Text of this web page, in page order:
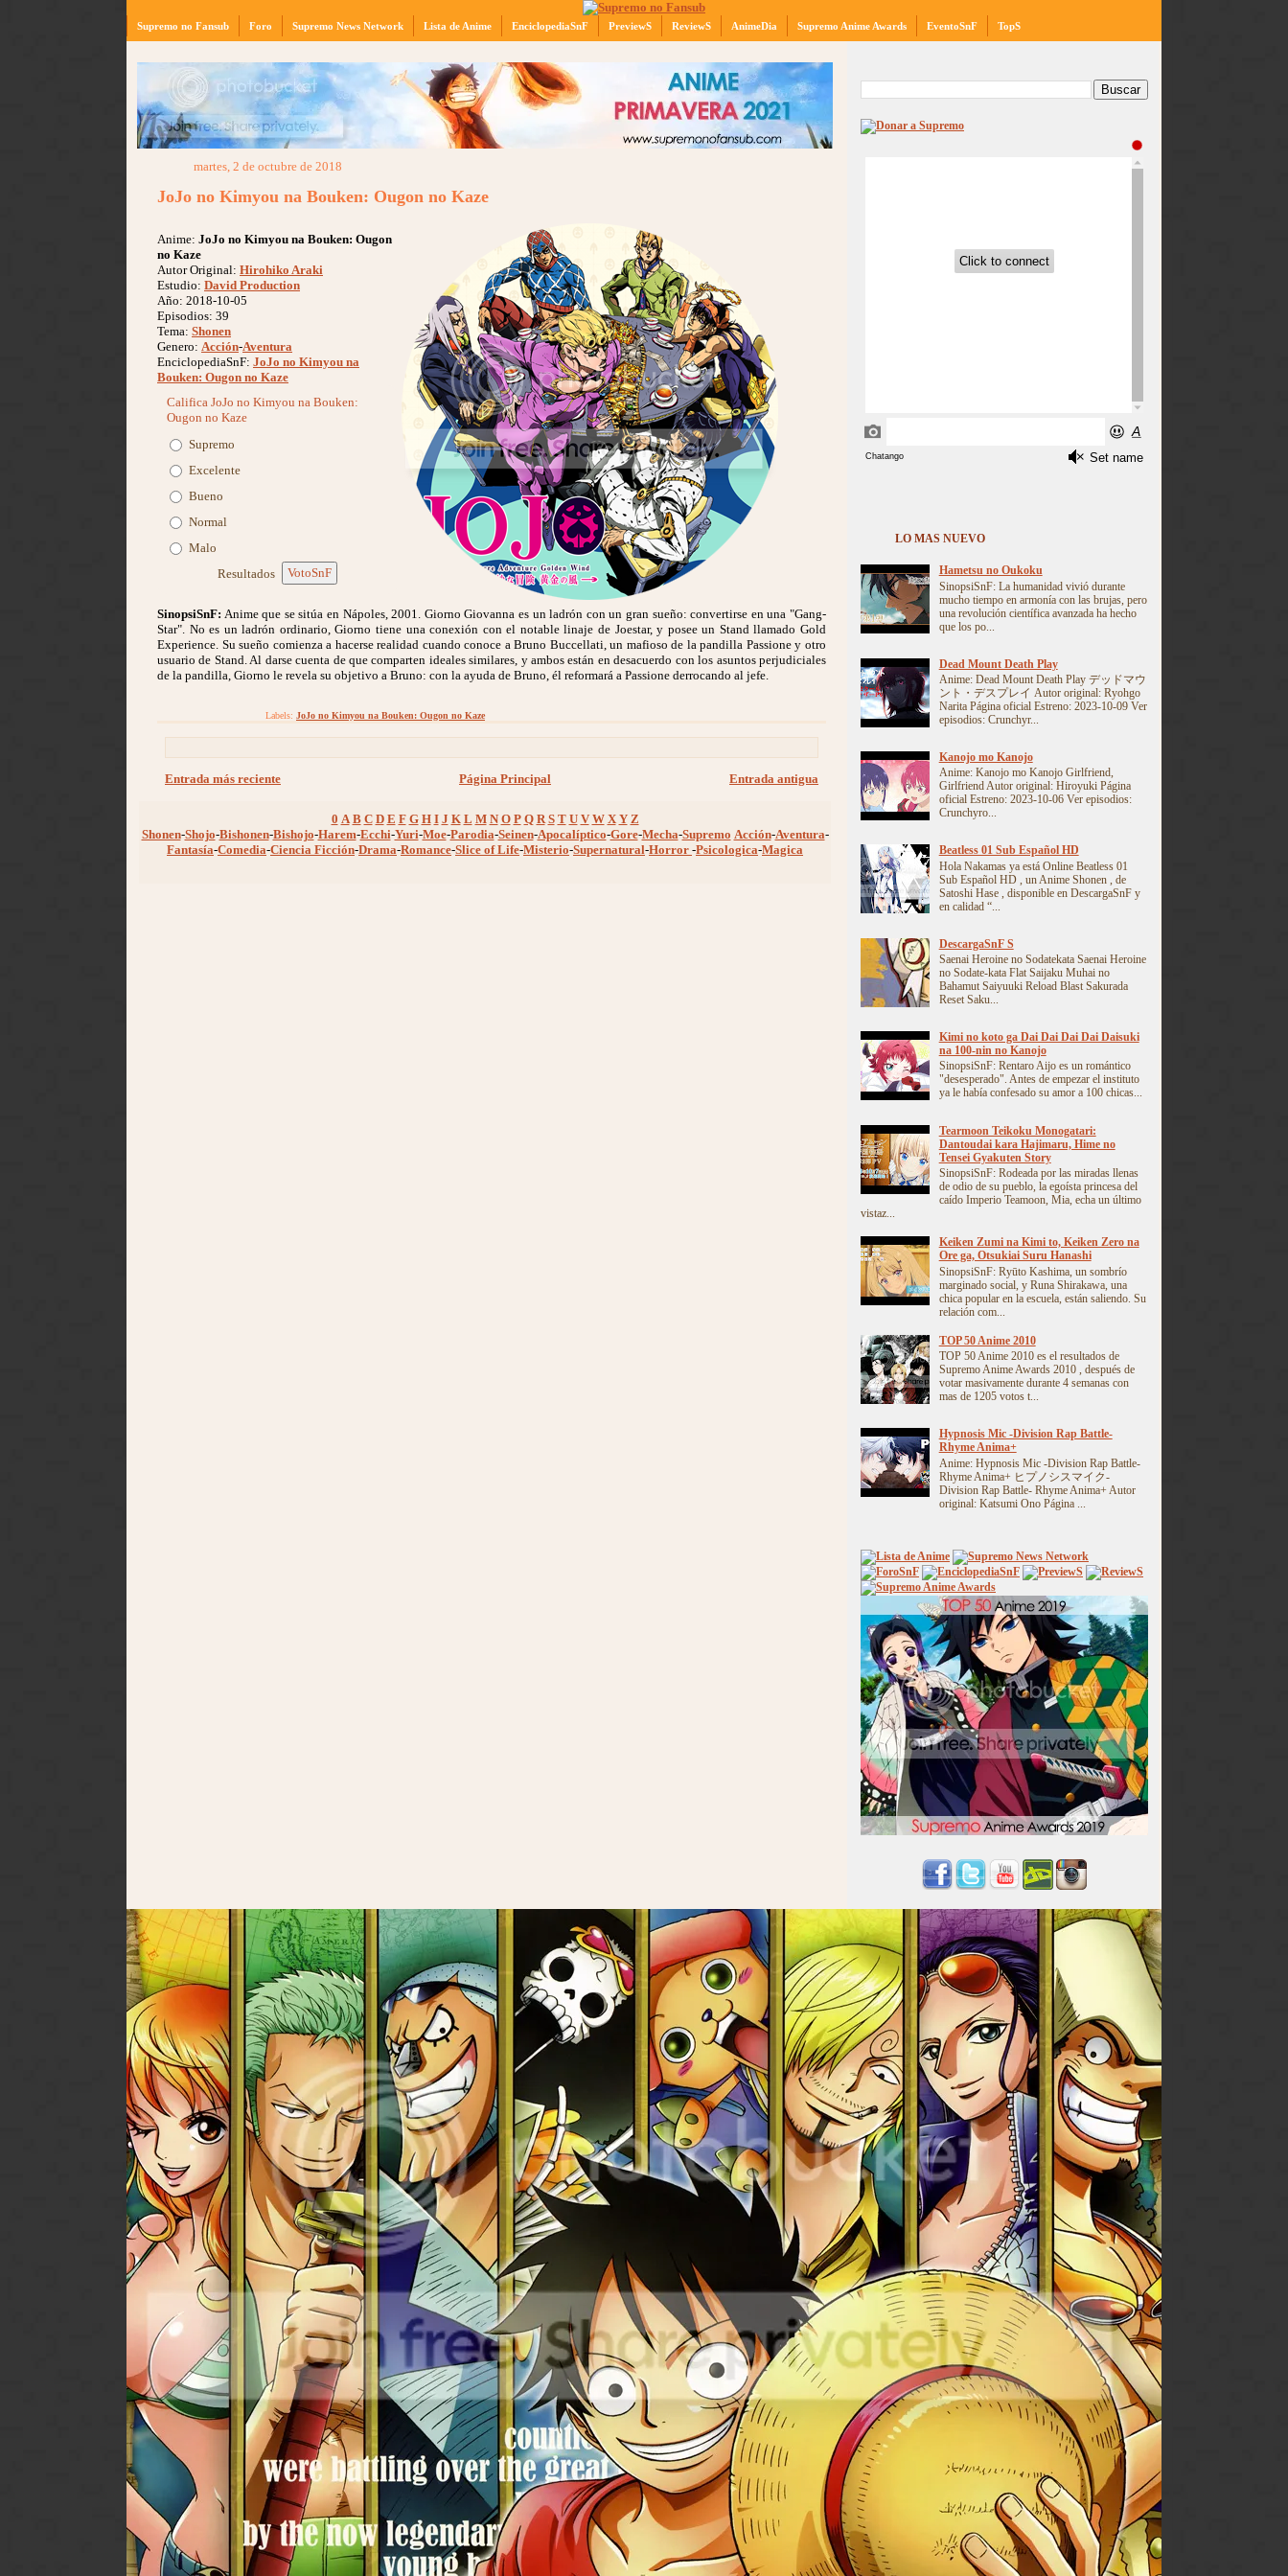
Supremo no Fansub Foro Supremo News Network Lista de Anime EnciclopediaSnF PreviewS ReviewS AnimeDia Supremo Anime Awards EventoSnF TopS
martes, 2 de octubre de 2018
JoJo no Kimyou na Bouken: Ougon no Kaze
Anime: JoJo no Kimyou na Bouken: Ougon
no Kaze
Autor Original: Hirohiko Araki
Estudio: David Production
Año: 2018-10-05
Episodios: 39
Tema: Shonen
Genero: Acción-Aventura
EnciclopediaSnF: JoJo no Kimyou na
Bouken: Ougon no Kaze
Califica JoJo no Kimyou na Bouken:
Ougon no Kaze
Supremo
Excelente
Bueno
Normal
Malo
Resultados
VotoSnF
SinopsiSnF: Anime que se sitúa en Nápoles, 2001. Giorno Giovanna es un ladrón con un gran sueño: convertirse en una "Gang-
Star". No es un ladrón ordinario, Giorno tiene una conexión con el notable linaje de Joestar, y posee un Stand llamado Gold
Experience. Su sueño comienza a hacerse realidad cuando conoce a Bruno Buccellati, un mafioso de la pandilla Passione y otro
usuario de Stand. Al darse cuenta de que comparten ideales similares, y ambos están en desacuerdo con los asuntos perjudiciales
de la pandilla, Giorno le revela su objetivo a Bruno: con la ayuda de Bruno, él reformará a Passione derrocando al jefe.
Labels: JoJo no Kimyou na Bouken: Ougon no Kaze
Entrada más reciente Entrada antigua
Página Principal
0 A B C D E F G H I J K L M N O P Q R S T U V W X Y Z
Shonen-Shojo-Bishonen-Bishojo-Harem-Ecchi-Yuri-Moe-Parodia-Seinen-Apocalíptico-Gore-Mecha-Supremo Acción-Aventura-
Fantasía-Comedia-Ciencia Ficción-Drama-Romance-Slice of Life-Misterio-Supernatural-Horror -Psicologica-Magica
LO MAS NUEVO
Hametsu no Oukoku
SinopsiSnF: La humanidad vivió durante
mucho tiempo en armonía con las brujas, pero
una revolución científica avanzada ha hecho
que los po...
Dead Mount Death Play
Anime: Dead Mount Death Play デッドマウ
ント・デスプレイ Autor original: Ryohgo
Narita Página oficial Estreno: 2023-10-09 Ver
episodios: Crunchyr...
Kanojo mo Kanojo
Anime: Kanojo mo Kanojo Girlfriend,
Girlfriend Autor original: Hiroyuki Página
oficial Estreno: 2023-10-06 Ver episodios:
Crunchyro...
Beatless 01 Sub Español HD
Hola Nakamas ya está Online Beatless 01
Sub Español HD , un Anime Shonen , de
Satoshi Hase , disponible en DescargaSnF y
en calidad “...
DescargaSnF S
Saenai Heroine no Sodatekata Saenai Heroine
no Sodate-kata Flat Saijaku Muhai no
Bahamut Saiyuuki Reload Blast Sakurada
Reset Saku...
Kimi no koto ga Dai Dai Dai Dai Daisuki
na 100-nin no Kanojo
SinopsiSnF: Rentaro Aijo es un romántico
"desesperado". Antes de empezar el instituto
ya le había confesado su amor a 100 chicas...
Tearmoon Teikoku Monogatari:
Dantoudai kara Hajimaru, Hime no
Tensei Gyakuten Story
SinopsiSnF: Rodeada por las miradas llenas
de odio de su pueblo, la egoísta princesa del
caído Imperio Teamoon, Mia, echa un último
vistaz...
Keiken Zumi na Kimi to, Keiken Zero na
Ore ga, Otsukiai Suru Hanashi
SinopsiSnF: Ryūto Kashima, un sombrío
marginado social, y Runa Shirakawa, una
chica popular en la escuela, están saliendo. Su
relación com...
TOP 50 Anime 2010
TOP 50 Anime 2010 es el resultados de
Supremo Anime Awards 2010 , después de
votar masivamente durante 4 semanas con
mas de 1205 votos t...
Hypnosis Mic -Division Rap Battle-
Rhyme Anima+
Anime: Hypnosis Mic -Division Rap Battle-
Rhyme Anima+ ヒプノシスマイク-
Division Rap Battle- Rhyme Anima+ Autor
original: Katsumi Ono Página ...